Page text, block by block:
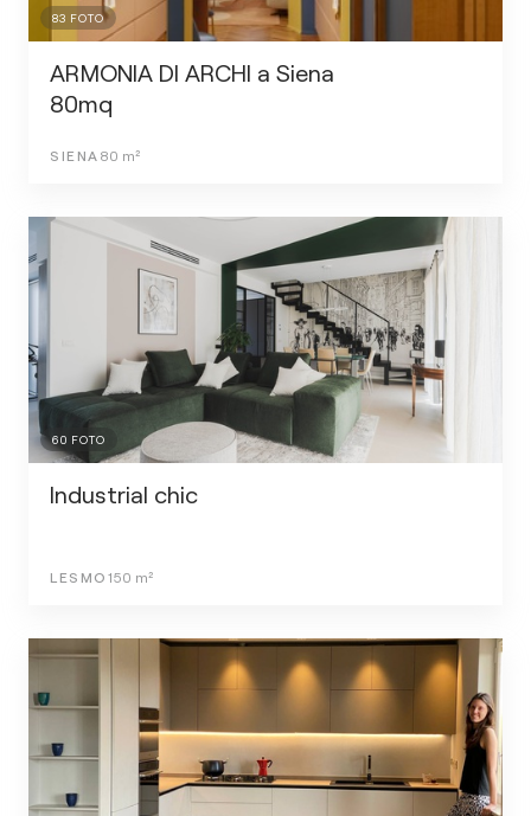
83 FOTO
ARMONIA DI ARCHI a Siena
80mq
SIENA 80 m²
60 FOTO
Industrial chic
LESMO 150 m²